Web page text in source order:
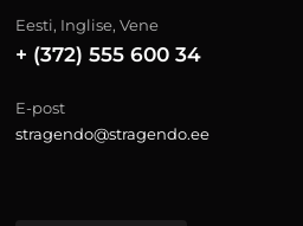
Eesti, Inglise, Vene
+ (372) 555 600 34
E-post
stragendo@stragendo.ee